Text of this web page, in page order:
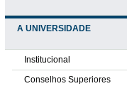
A UNIVERSIDADE
Institucional
Conselhos Superiores